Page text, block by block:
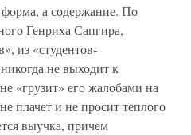
форма, а содержание. По
Генриха Сапгира,
из «студентов-
не выходит к
«грузит» его жалобами на
плачет и не просит теплого
выучка, причем